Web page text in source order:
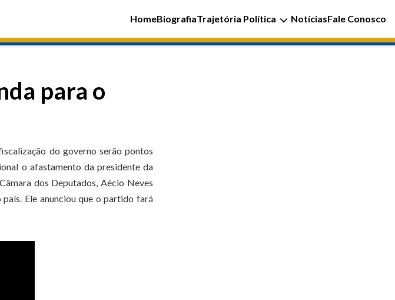
HomeBiografiaTrajetória Política NotíciasFale Conosco
para o
do governo serão pontos
o afastamento da presidente da
dos Deputados, Aécio Neves
Ele anunciou que o partido fará